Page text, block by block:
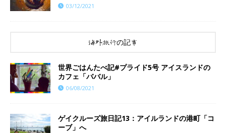
03/12/2021
海外旅行の記事
世界ごはんたべ記#プライド5号 アイスランドの
カフェ「ババル」
06/08/2021
ゲイクルーズ旅日記13：アイルランドの港町「コ
ーブ」へ